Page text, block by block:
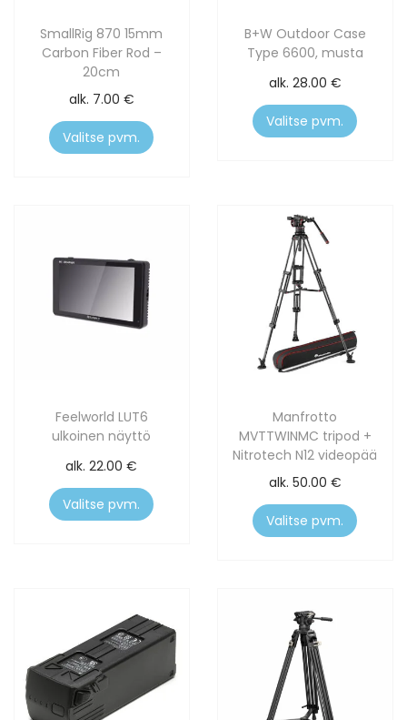
SmallRig 870 15mm
Carbon Fiber Rod –
20cm
alk. 7.00 €
Valitse pvm.
B+W Outdoor Case
Type 6600, musta
alk. 28.00 €
Valitse pvm.
Feelworld LUT6
ulkoinen näyttö
alk.22.00€
Valitse pvm.
Manfrotto
MVTTWINMC tripod +
Nitrotech N12 videopää
alk. 50.00 €
Valitse pvm.